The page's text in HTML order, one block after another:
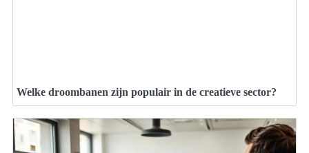
Welke droombanen zijn populair in de creatieve sector?